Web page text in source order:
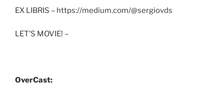
EX LIBRIS – https://medium.com/@sergiovds
LET’S MOVIE! –
OverCast: